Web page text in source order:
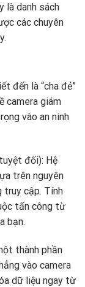
là danh sách
các chuyên
đến là “cha đẻ”
camera giám
vào an ninh
đối): Hệ
trên nguyên
truy cập. Tính
tấn công từ
bạn.
thành phần
vào camera
dữ liệu ngay từ